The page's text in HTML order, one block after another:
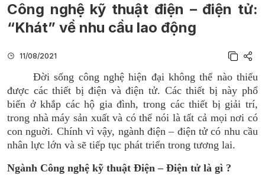
Công nghệ kỹ thuật điện – điện tử:
“Khát” về nhu cầu lao động
11/08/2021
Đời sống công nghệ hiện đại không thể nào thiếu
được các thiết bị điện và điện tử. Các thiết bị này phổ
biến ở khắp các hộ gia đình, trong các thiết bị giải trí,
trong nhà máy sản xuất và có thể nói là tất cả mọi nơi có
con nguời. Chính vì vậy, ngành điện – điện tử có nhu cầu
nhân lực lớn và sẽ tiếp tục phát triển trong tương lai.
Ngành Công nghệ kỹ thuật Điện – Điện tử là gì ?